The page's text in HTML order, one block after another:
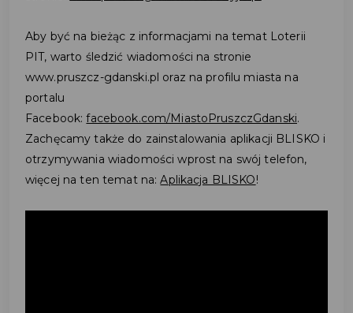
Aby być na bieżąc z informacjami na temat Loterii
PIT, warto śledzić wiadomości na stronie
www.pruszcz-gdanski.pl oraz na profilu miasta na
portalu
Facebook:facebook.com/MiastoPruszczGdanski.
Zachęcamy także do zainstalowania aplikacji BLISKO i
otrzymywania wiadomości wprost na swój telefon,
więcej na ten temat na:Aplikacja BLISKO!